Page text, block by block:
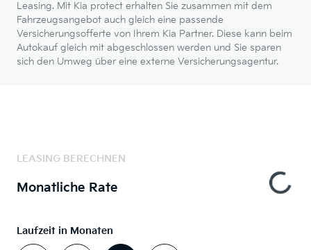
Leasing. Mit Kia protect erhalten Sie zusammen mit dem
Fahrzeugsangebot auch gleich eine passende
Versicherungsofferte von Ihrem Kia Partner. Diese kann beim
Autokauf gleich mit abgeschlossen werden und Sie sparen
sich den Umweg über eine externe Versicherungsagentur.
LEASING BERECHNEN
Monatliche Rate
Laufzeit in Monaten